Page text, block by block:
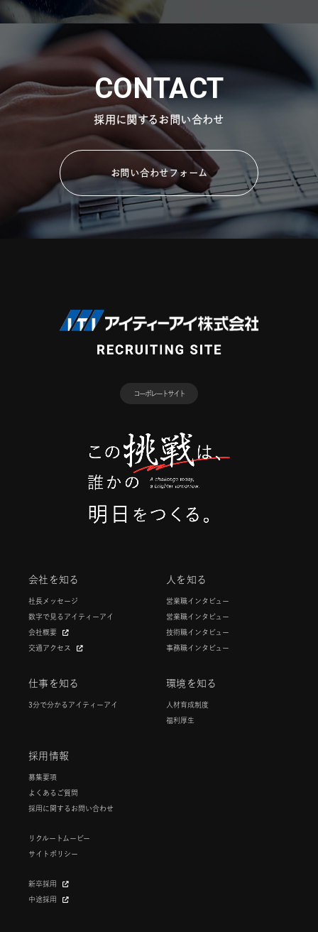
CONTACT
採用に関するお問い合わせ
お問い合わせフォーム
コーポレートサイト
会社を知る
社長メッセージ
数字で見るアイティーアイ
会社概要
交通アクセス
仕事を知る
3分で分かるアイティーアイ
人を知る
営業職インタビュー
営業職インタビュー
技術職インタビュー
事務職インタビュー
環境を知る
人材育成制度
福利厚生
採用情報
募集要項
よくあるご質問
採用に関するお問い合わせ
リクルートムービー
サイトポリシー
新卒採用
中途採用